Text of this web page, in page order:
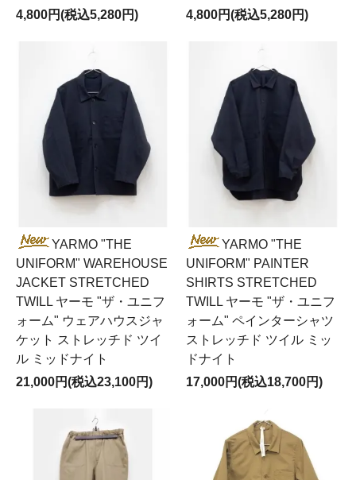
4,800円(税込5,280円)
4,800円(税込5,280円)
YARMO "THE
UNIFORM" WAREHOUSE
JACKET STRETCHED
TWILL ヤーモ "ザ・ユニフ
ォーム" ウェアハウスジャ
ケット ストレッチド ツイ
ル ミッドナイト
21,000円(税込23,100円)
YARMO "THE
UNIFORM" PAINTER
SHIRTS STRETCHED
TWILL ヤーモ "ザ・ユニフ
ォーム" ペインターシャツ
ストレッチド ツイル ミッ
ドナイト
17,000円(税込18,700円)